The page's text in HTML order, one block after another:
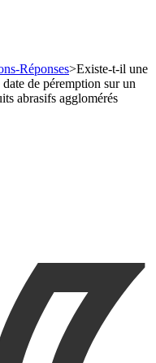
Réponses>Existe-t-il une
de péremption sur un
abrasifs agglomérés